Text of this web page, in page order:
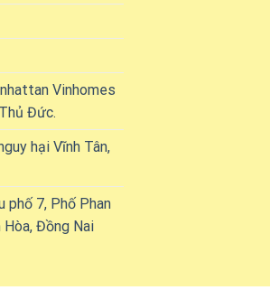
Vinhomes
Đức.
hại Vĩnh Tân,
phố 7, Phố Phan
Đồng Nai